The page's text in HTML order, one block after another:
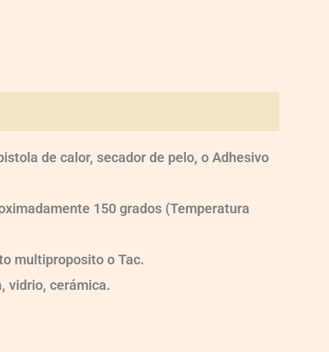
de calor, secador de pelo, o Adhesivo
150 grados (Temperatura
multiproposito o Tac.
vidrio, cerámica.